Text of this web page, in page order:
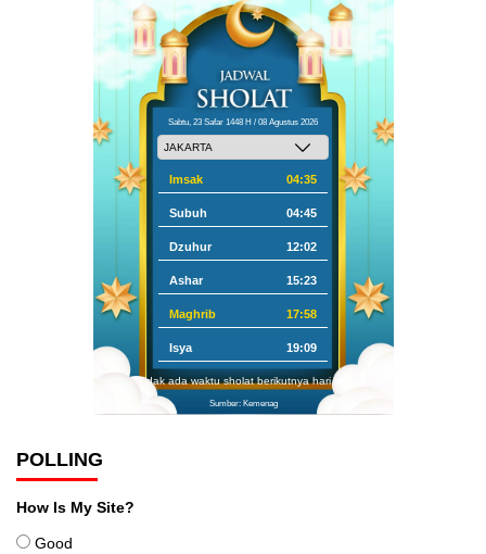
Sabtu, 23 Safar 1448 H / 08 Agustus 2026
Imsak 04:35
Subuh 04:45
Dzuhur 12:02
Ashar 15:23
Maghrib 17:58
Isya 19:09
Tidak ada waktu sholat berikutnya hari ini.
Sumber: Kemenag
POLLING
How Is My Site?
Good